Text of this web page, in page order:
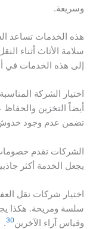
وسريعة.
هذه الخدمات تساعد
إلى هذه الخدمات في
اختيار الشركة
أيضاً التخزين
تضمن عدم وجود خدوش
يجعل الخدمة أكثر
اختيار شركات نقل
سلسة ومريحة. هكذا
وقياس آراء الآخرين30
.